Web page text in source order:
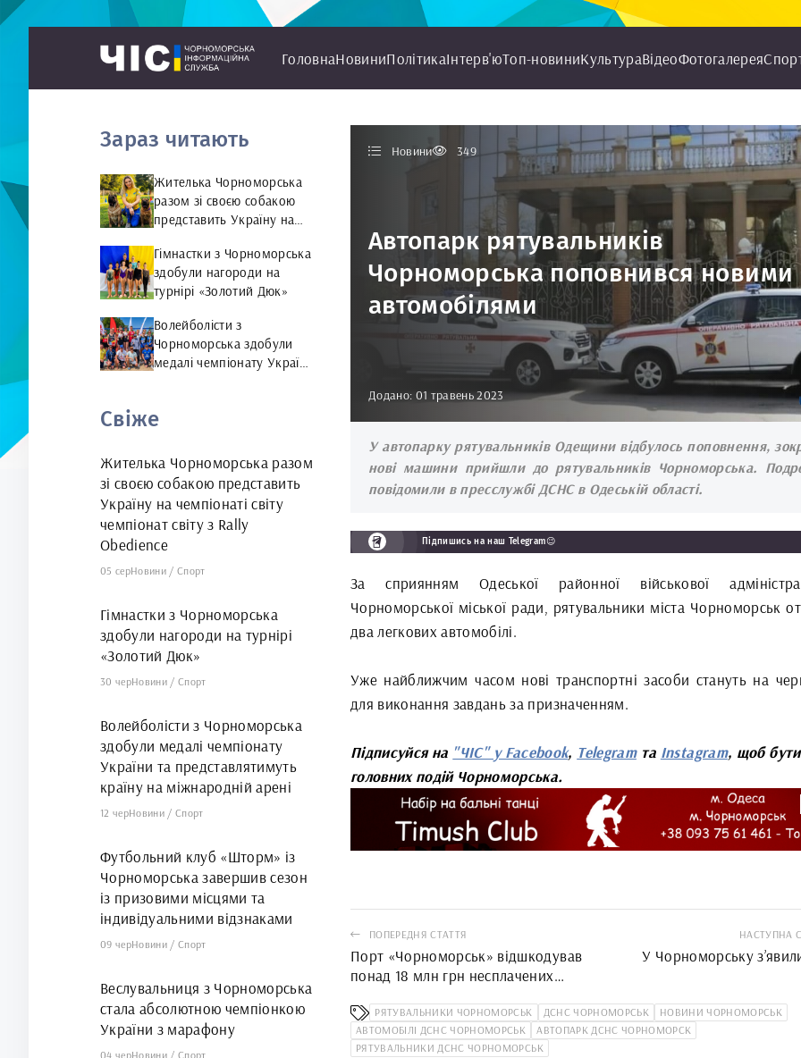
ГоловнаНовиниПолітикаІнтерв'юТоп-новиниКультураВідеоФотогалерея
Новини 349
Автопарк рятувальників
Чорноморська поповнився новими
автомобілями
Додано: 01 травень 2023
У автопарку рятувальників Одещини відбулось поповнення,
нові машини прийшли до рятувальників Чорноморська.
повідомили в пресслужбі ДСНС в Одеській області.
Підпишись на наш Telegram😉
За сприянням Одеської районної військової
Чорноморської міської ради, рятувальники міста Чорноморськ
два легкових автомобілі.
Уже найближчим часом нові транспортні засоби стануть на
для виконання завдань за призначенням.
Підписуйся на "ЧІС" у Facebook, Telegram та Instagram, щоб бути
головних подій Чорноморська.
ПОПЕРЕДНЯ СТАТТЯ
Порт «Чорноморськ» відшкодував
понад 18 млн грн несплачених
НАСТУПНА
У Чорноморську
РЯТУВАЛЬНИКИ ЧОРНОМОРСЬК ДСНС ЧОРНОМОРСЬК
НОВИНИ ЧОРНОМОРСЬК
АВТОМОБІЛІ ДСНС ЧОРНОМОРСЬК
АВТОПАРК ДСНС ЧОРНОМОРСК
РЯТУВАЛЬНИКИ ДСНС ЧОРНОМОРСЬК
Зараз читають
Жителька Чорноморська
разом зі своєю собакою
представить Україну на
світу з Rally Obedience
Гімнастки з Чорноморська
здобули нагороди на
турнірі «Золотий Дюк»
Волейболісти з
Чорноморська здобули
медалі чемпіонату України
арені
Свіже
Жителька Чорноморська разом
зі своєю собакою представить
Україну на чемпіонаті світу
чемпіонат світу з Rally
Obedience
05 серНовини /Спорт
Гімнастки з Чорноморська
здобули нагороди на турнірі
«Золотий Дюк»
30 черНовини /Спорт
Волейболісти з Чорноморська
здобули медалі чемпіонату
України та представлятимуть
країну на міжнародній арені
12 черНовини /Спорт
Футбольний клуб «Шторм» із
Чорноморська завершив сезон
із призовими місцями та
індивідуальними відзнаками
09 черНовини /Спорт
Веслувальниця з Чорноморська
стала абсолютною чемпіонкою
України з марафону
04 черНовини /Спорт